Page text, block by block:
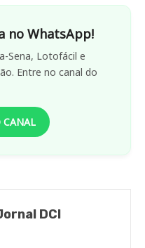
no WhatsApp!
Sena, Lotofácil e
Entre no canal do
CANAL
DCI